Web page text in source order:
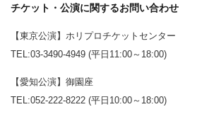
チケット・公演に関するお問い合わせ
【東京公演】ホリプロチケットセンター
TEL:03-3490-4949 (平日11:00～18:00)
【愛知公演】御園座
TEL:052-222-8222 (平日10:00～18:00)